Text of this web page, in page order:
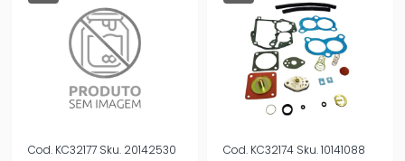
Cod. KC32177 Sku. 20142530 Cod. KC32174 Sku.10141088